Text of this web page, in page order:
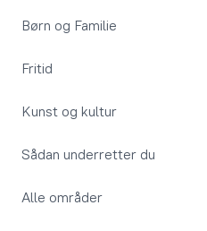
Børn og Familie
Fritid
Kunst og kultur
Sådan underretter du
Alle områder